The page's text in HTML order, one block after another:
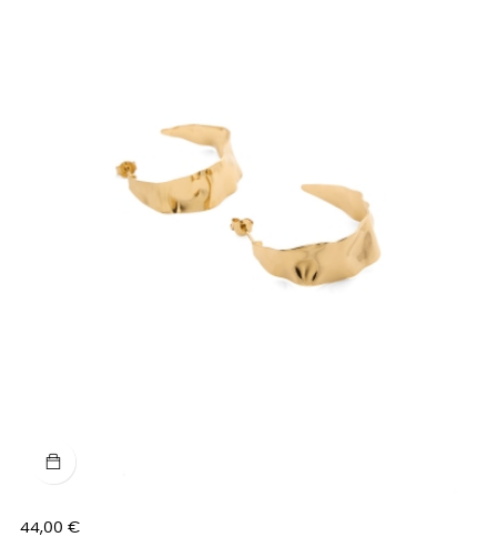
Prix
44,00 €